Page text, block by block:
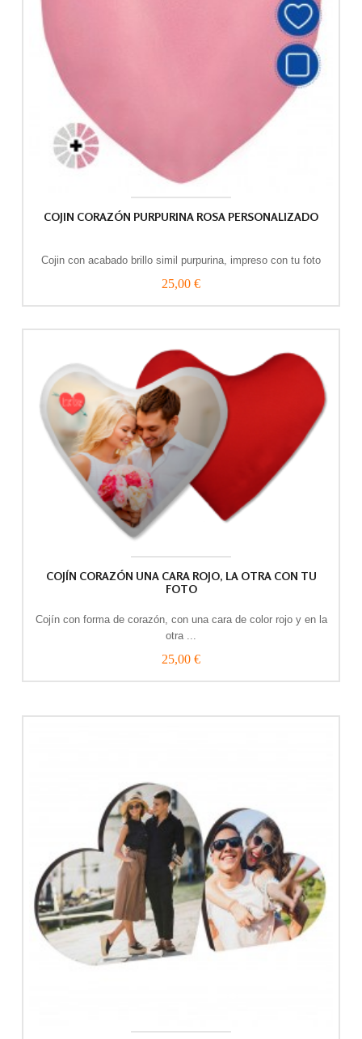
COJIN CORAZÓN PURPURINA ROSA PERSONALIZADO
Cojin con acabado brillo simil purpurina, impreso con tu foto
25,00 €
COJÍN CORAZÓN UNA CARA ROJO, LA OTRA CON TU
FOTO
Cojín con forma de corazón, con una cara de color rojo y en la
otra ...
25,00 €